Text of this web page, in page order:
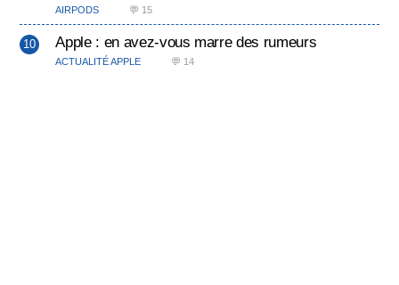
AIRPODS 💬 15
Apple : en avez-vous marre des rumeurs
ACTUALITÉ APPLE 💬 14